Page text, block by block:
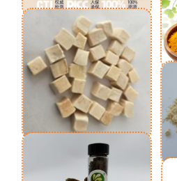
鸡肉粒冻干